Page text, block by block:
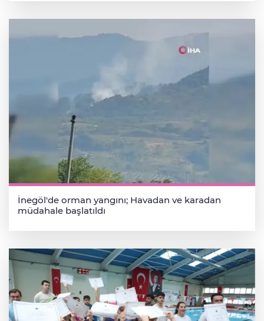
İnegöl'de orman yangını; Havadan ve karadan
müdahale başlatıldı